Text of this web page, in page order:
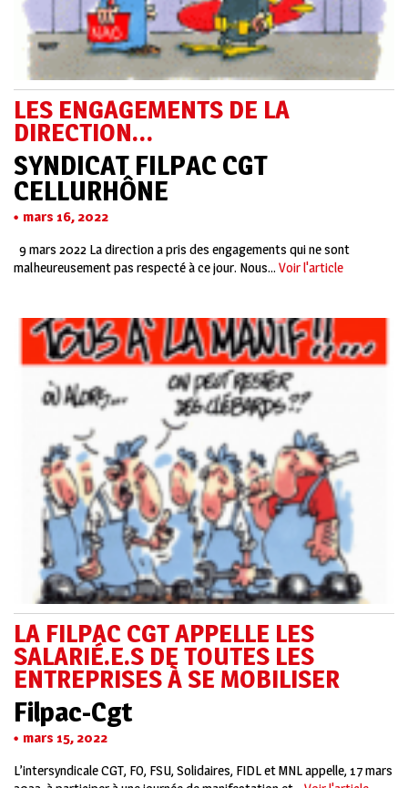
LES ENGAGEMENTS DE LA
DIRECTION…
SYNDICAT FILPAC CGT
CELLURHÔNE
mars 16, 2022
9 mars 2022 La direction a pris des engagements qui ne sont
malheureusement pas respecté à ce jour. Nous... Voir l'article
LA FILPAC CGT APPELLE LES
SALARIÉ.E.S DE TOUTES LES
ENTREPRISES À SE MOBILISER
Filpac-Cgt
mars 15, 2022
L’intersyndicale CGT, FO, FSU, Solidaires, FIDL et MNL appelle, 17 mars